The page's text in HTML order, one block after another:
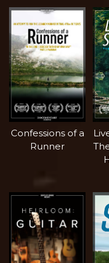
Confessions of a
Runner